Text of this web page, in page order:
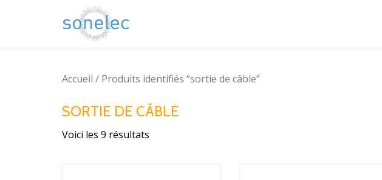
Accueil / Produits identifiés “sortie de câble”
SORTIE DE CÂBLE
Voici les 9 résultats